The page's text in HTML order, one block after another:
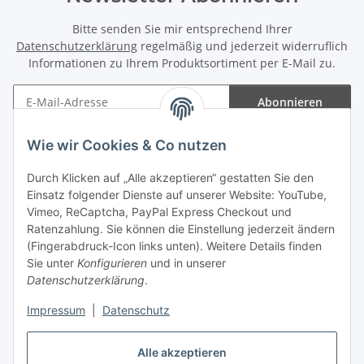
Alle akzeptieren
Wie wir Cookies & Co nutzen
Durch Klicken auf „Alle akzeptieren“ gestatten Sie den
Einsatz folgender Dienste auf unserer Website: YouTube,
Vimeo, ReCaptcha, PayPal Express Checkout und
Ratenzahlung. Sie können die Einstellung jederzeit ändern
(Fingerabdruck-Icon links unten). Weitere Details finden
Sie unter Konfigurieren und in unserer
Datenschutzerklärung.
Impressum Datenschutz
Bitte senden Sie mir entsprechend Ihrer
Datenschutzerklärung regelmäßig und jederzeit widerruflich
Informationen zu Ihrem Produktsortiment per E-Mail zu.
Abonnieren
Gesetzliche Informationen
Vertrag widerrufen